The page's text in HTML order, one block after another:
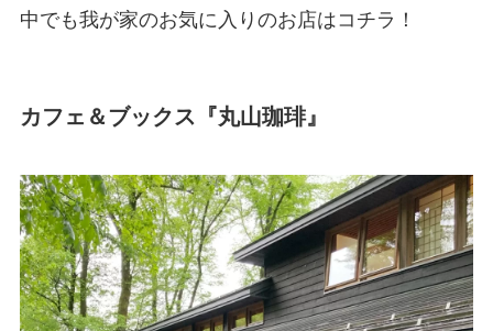
中でも我が家のお気に入りのお店はコチラ！
カフェ＆ブックス『丸山珈琲』